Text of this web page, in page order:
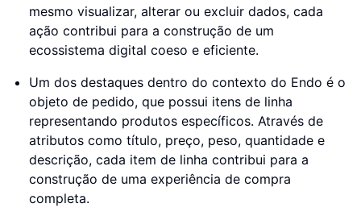
mesmo visualizar, alterar ou excluir dados, cada
ação contribui para a construção de um
ecossistema digital coeso e eficiente.
Um dos destaques dentro do contexto do Endo é o
objeto de pedido, que possui itens de linha
representando produtos específicos. Através de
atributos como título, preço, peso, quantidade e
descrição, cada item de linha contribui para a
construção de uma experiência de compra
completa.